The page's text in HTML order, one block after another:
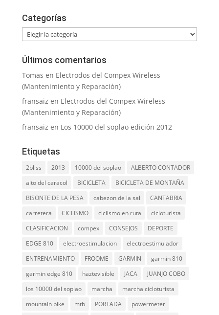
Categorías
Categorías
Últimos comentarios
Tomas en Electrodos del Compex Wireless
(Mantenimiento y Reparación)
fransaiz en Electrodos del Compex Wireless
(Mantenimiento y Reparación)
fransaiz en Los 10000 del soplao edición 2012
Etiquetas
2bliss 2013 10000 del soplao
ALBERTO CONTADOR
alto del caracol
BICICLETA
BICICLETA DE MONTAÑA
BISONTE DE LA PESA
cabezon de la sal
CANTABRIA
carretera
CICLISMO ciclismo en ruta
cicloturista
CLASIFICACION
compex CONSEJOS
DEPORTE
EDGE 810
electroestimulacion
electroestimulador
ENTRENAMIENTO
FROOME GARMIN
garmin 810
garmin edge 810
haztevisible JACA
JUANJO COBO
los 10000 del soplao
marcha
marcha cicloturista
mountain bike
mtb PORTADA powermeter